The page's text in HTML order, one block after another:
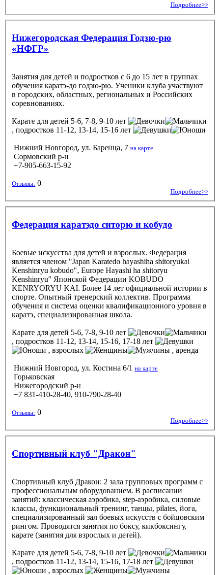
Подробнее>>
Нижегородская Федерация Годзю-рю
«НФГР»
Занятия для детей и подростков с 6 до 15 лет в группах
обучения каратэ-до годзю-рю. Ученики клуба участвуют
в городских, областных, региональных и Российских
соревнованиях.
Карате для детей 5-6, 7-8, 9-10 лет
, подростков 11-12, 13-14, 15-16 лет
Нижний Новгород, ул. Баренца, 7 на карте
Сормовский р-н
+7-905-663-15-92
Отзывы: 0
Подробнее>>
Федерация каратэдо ситорю и кобудо
Боевые искусства для детей и взрослых. Федерация
является членом "Japan Karatedo hayashiha shitoryukai
Kenshinryu kobudo", Europe Hayashi ha shitoryu
Kenshinryu" Японской Федерации KOBUDO
KENRYORYU KAI. Более 14 лет официальной истории в
спорте. Опытный тренерский коллектив. Программа
обучения и система оценки квалификационного уровня в
каратэ, специализированная школа.
Карате для детей 5-6, 7-8, 9-10 лет
, подростков 11-12, 13-14, 15-16, 17-18 лет
, взрослых
, аренда
Нижний Новгород, ул. Костина 6/1 на карте
Горьковская
Нижегородский р-н
+7 831-410-28-40, 910-790-28-40
Отзывы: 0
Подробнее>>
Спортивный клуб "Дракон"
Спортивный клуб Дракон: 2 зала групповых программ с
профессиональным оборудованием. В расписании
занятий: классическая аэробика, step-аэробика, силовые
классы, функциональный тренинг, танцы, pilates, йога,
специализированный зал боевых искусств с бойцовским
рингом. Проводятся занятия по боксу, кикбоксингу,
карате (занятия для взрослых и детей).
Карате для детей 5-6, 7-8, 9-10 лет
, подростков 11-12, 13-14, 15-16, 17-18 лет
, взрослых